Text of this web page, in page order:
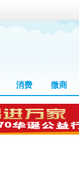
消费 微商